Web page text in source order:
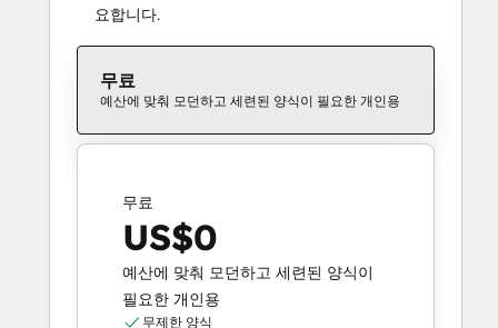
요합니다.
무료
예산에 맞춰 모던하고 세련된 양식이 필요한 개인용
무료
US$0
예산에 맞춰 모던하고 세련된 양식이
필요한 개인용
무제한 양식